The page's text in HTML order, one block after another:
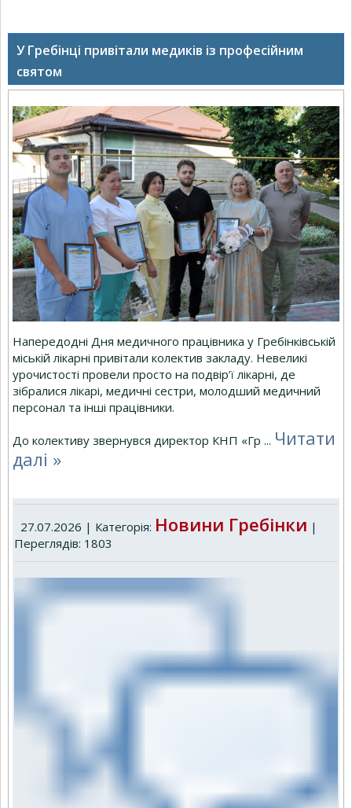
У Гребінці привітали медиків із професійним
святом
Напередодні Дня медичного працівника у Гребінківській
міській лікарні привітали колектив закладу. Невеликі
урочистості провели просто на подвір’ї лікарні, де
зібралися лікарі, медичні сестри, молодший медичний
персонал та інші працівники.
До колективу звернувся директор КНП «Гр ... Читати
далі »
27.07.2026 | Категорія: Новини Гребінки |
Переглядів: 1803